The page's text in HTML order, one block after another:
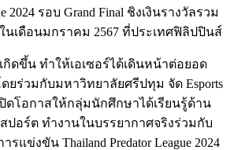
2024 รอบ Grand Final ชิงเงินรางวัลรวม
ในเดือนมกราคม 2567 ที่ประเทศฟิลิปปินส์
กิดขึ้น ทำให้เอเซอร์ได้เดินหน้าต่อยอด
ยร่วมกับมหาวิทยาลัยศรีปทุม จัด Esports
เปิดโอกาสให้กลุ่มนักศึกษาได้เรียนรู้ด้าน
ปอร์ต ทำงานในบรรยากาศจริงร่วมกับ
แข่งขัน Thailand Predator League 2024